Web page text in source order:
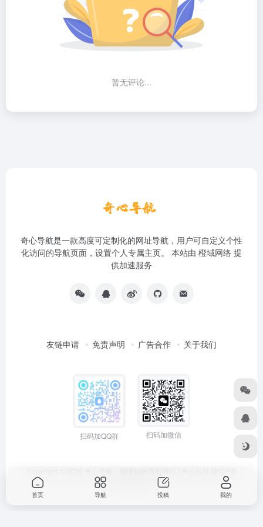
暂无评论...
奇心导航是一款高度可定制化的网址导航，用户可自定义个性
化访问的导航页面，设置个人专属主页。 本站由 橙域网络 提
供加速服务
友链申请 免责声明 广告合作 关于我们
扫码加QQ群 扫码加微信
首页 导航 投稿 我的